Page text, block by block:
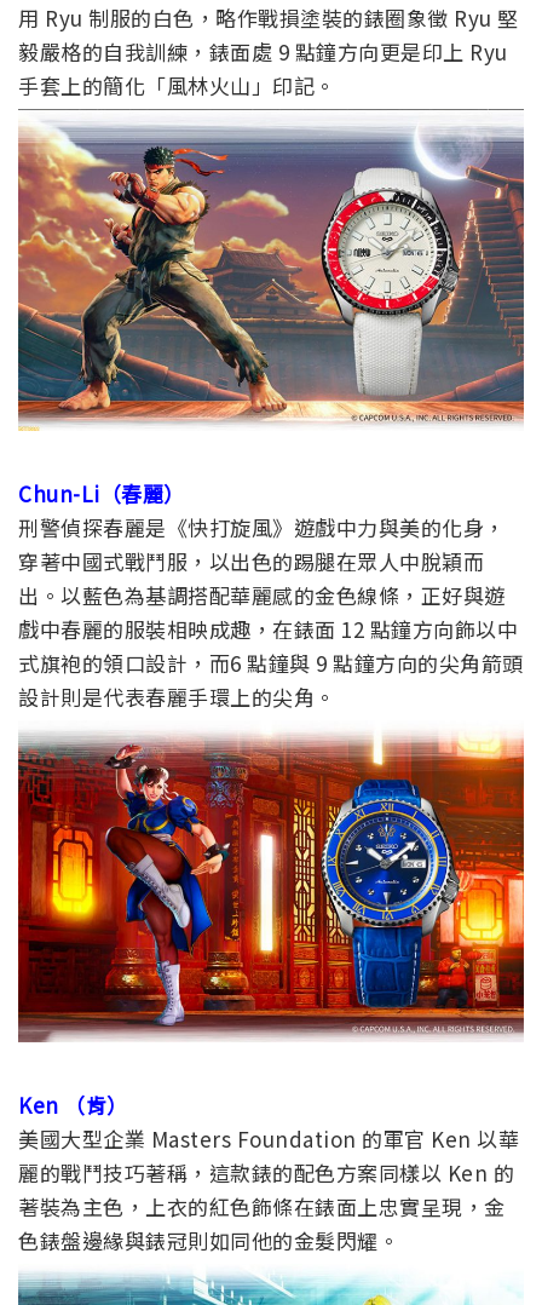
用 Ryu 制服的白色，略作戰損塗裝的錶圈象徵 Ryu 堅
毅嚴格的自我訓練，錶面處 9 點鐘方向更是印上 Ryu
手套上的簡化「風林火山」印記。
Chun-Li（春麗）
刑警偵探春麗是《快打旋風》遊戲中力與美的化身，
穿著中國式戰鬥服，以出色的踢腿在眾人中脫穎而
出。以藍色為基調搭配華麗感的金色線條，正好與遊
戲中春麗的服裝相映成趣，在錶面 12 點鐘方向飾以中
式旗袍的領口設計，而6 點鐘與 9 點鐘方向的尖角箭頭
設計則是代表春麗手環上的尖角。
Ken （肯）
美國大型企業 Masters Foundation 的軍官 Ken 以華
麗的戰鬥技巧著稱，這款錶的配色方案同樣以 Ken 的
著裝為主色，上衣的紅色飾條在錶面上忠實呈現，金
色錶盤邊緣與錶冠則如同他的金髮閃耀。